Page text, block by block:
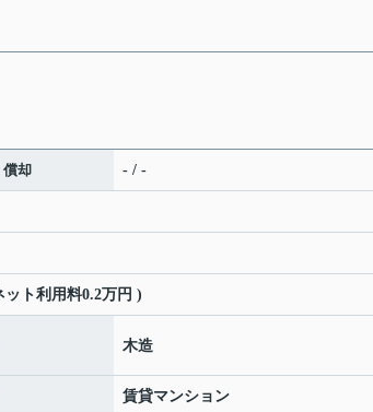
償却 - / -
ト利用料0.2万円 )
木造
賃貸マンション